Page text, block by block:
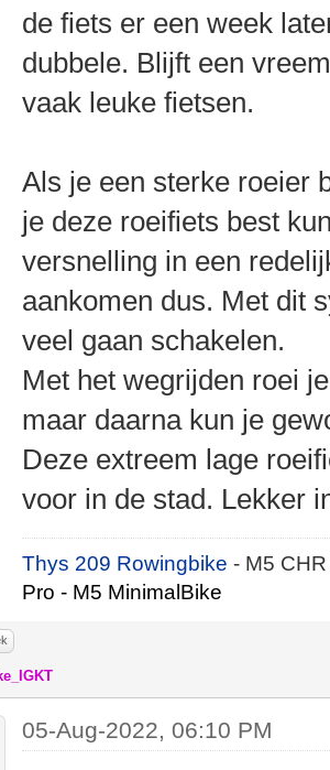
de fiets er een week
dubbele. Blijft een
vaak leuke fietsen.
Als je een sterke roeier
je deze roeifiets best
versnelling in een
aankomen dus. Met dit
veel gaan schakelen.
Met het wegrijden roei
maar daarna kun je
Deze extreem lage
voor in de stad. Lekker
Thys 209 Rowingbike- M5
Pro - M5 MinimalBike
05-Aug-2022, 06:10 PM